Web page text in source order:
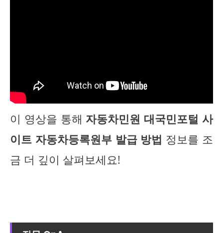
이 영상을 통해 자동차민원 대국민포털 사
이트 자동차등록원부 발급 방법 정보를 조
금 더 깊이 살펴보세요!